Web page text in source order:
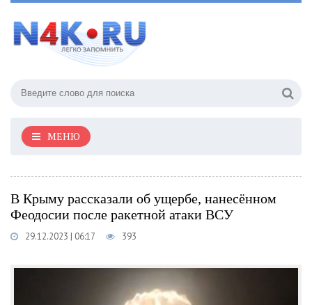
МЕНЮ
В Крыму рассказали об ущербе, нанесённом
Феодосии после ракетной атаки ВСУ
29.12.2023 | 06:17 393